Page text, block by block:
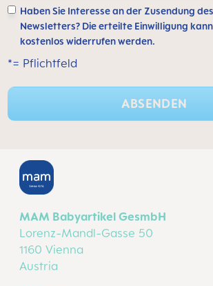
Haben Sie Interesse an der Zusendung
Newsletters? Die erteilte Einwilligung
kostenlos widerrufen werden.
*= Pflichtfeld
ABSENDEN
MAM Babyartikel GesmbH
Lorenz-Mandl-Gasse 50
1160 Vienna
Austria